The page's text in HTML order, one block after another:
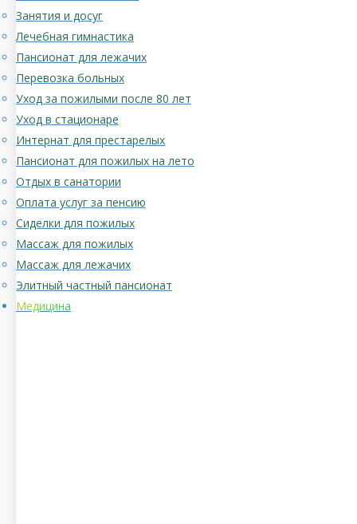
Занятия и досуг
Лечебная гимнастика
Пансионат для лежачих
Перевозка больных
Уход за пожилыми после 80 лет
Уход в стационаре
Интернат для престарелых
Пансионат для пожилых на лето
Отдых в санатории
Оплата услуг за пенсию
Сиделки для пожилых
Массаж для пожилых
Массаж для лежачих
Элитный частный пансионат
Медицина